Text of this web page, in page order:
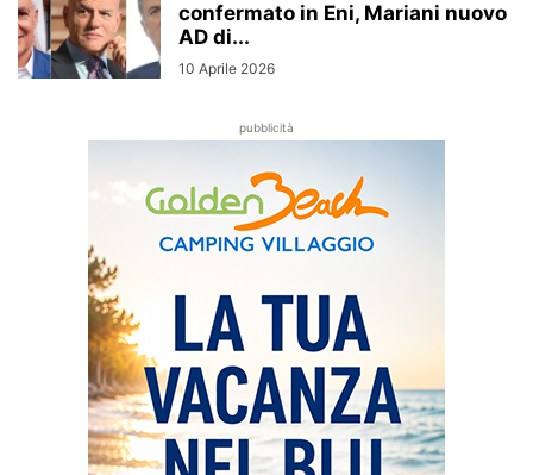
confermato in Eni, Mariani nuovo
AD di...
10 Aprile 2026
pubblicità